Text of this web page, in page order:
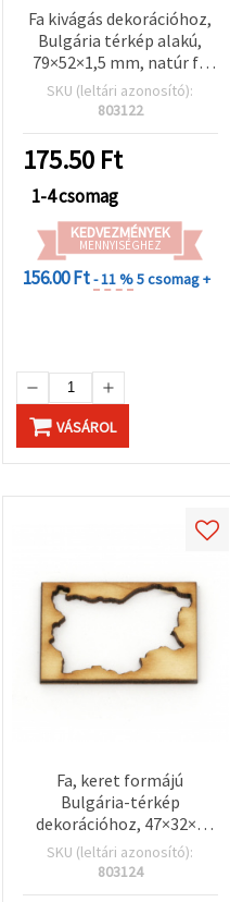
Fa kivágás dekorációhoz,
Bulgária térkép alakú,
79×52×1,5 mm, natúr fa
színű – 2 db
SKU (leltári azonosító):
803122
175.50 Ft
1-4 csomag
KEDVEZMÉNYEK
MENNYISÉGHEZ
156.00 Ft- 11 %5 csomag +
VÁSÁROL
Fa, keret formájú
Bulgária-térkép
dekorációhoz, 47×32×3
mm – 4 db
SKU (leltári azonosító):
803124